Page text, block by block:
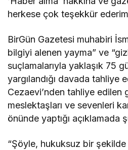
herkese çok teşekkür
BirGün Gazetesi muhabiri
bilgiyi alenen yayma” ve
suçlamalarıyla yaklaşık 75
yargılandığı davada tahliye
Cezaevi’nden tahliye edilen
meslektaşları ve sevenleri
önünde yaptığı açıklamada
“Şöyle, hukuksuz bir